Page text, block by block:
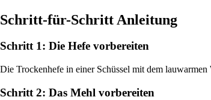
Schritt-für-Schritt Anleitung
Schritt 1: Die Hefe vorbereiten
Die Trockenhefe in einer Schüssel mit dem
Schritt 2: Das Mehl vorbereiten